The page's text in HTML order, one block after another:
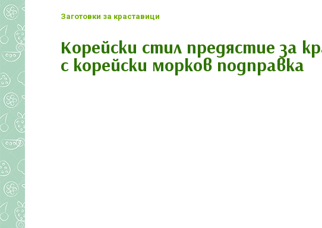
Заготовки за краставици
Корейски стил предястие за
с корейски морков подправка